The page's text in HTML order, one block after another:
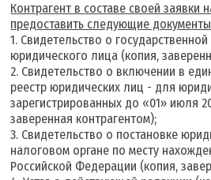
Контрагент в составе своей заявки
предоставить следующие документы
1. Свидетельство о государственной
юридического лица (копия,
2. Свидетельство о включении в
реестр юридических лиц - для
зарегистрированных до «01» июля
заверенная контрагентом);
3. Свидетельство о постановке
налоговом органе по месту
Российской Федерации (копия,